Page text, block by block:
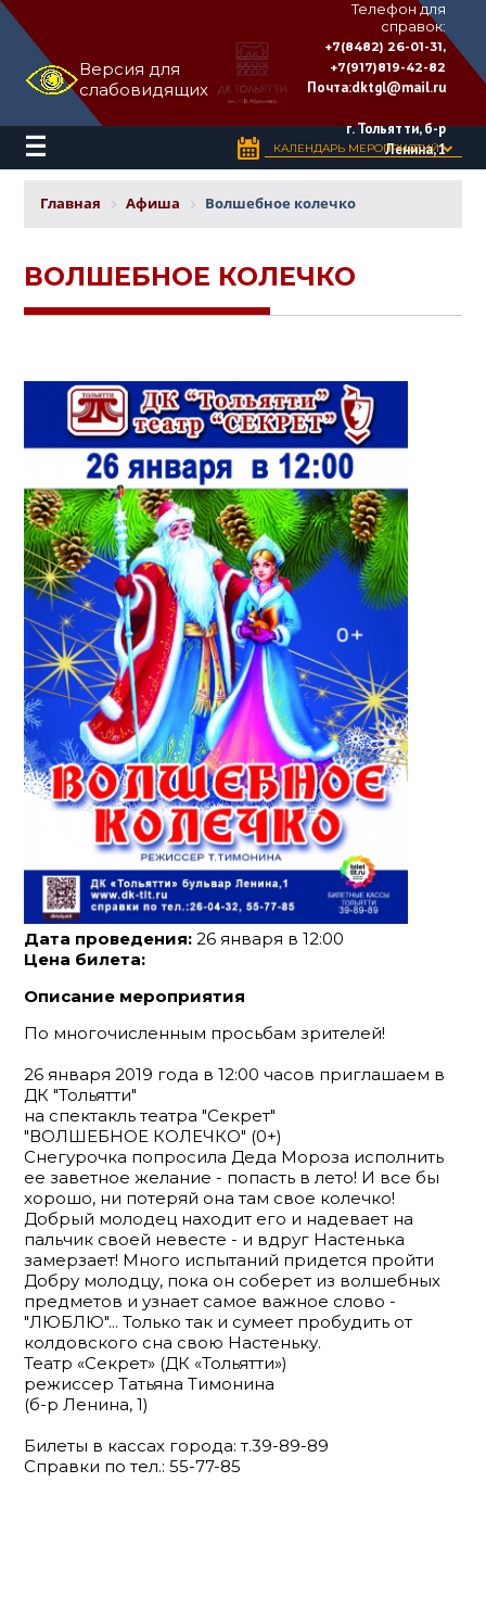
Версия для
слабовидящих
ДВОРЕЦ
КУЛЬТУРЫ
«ТОЛЬЯТТИ»
имени
Телефон для
справок:
+7(8482) 26-01-31,
+7(917)819-42-82
Почта:dktgl@mail.ru
г. Тольятти, б-р
Ленина, 1
КАЛЕНДАРЬ МЕРОПРИЯТИЙ
Главная Афиша Волшебное колечко
ВОЛШЕБНОЕ КОЛЕЧКО
Дата проведения: 26 января в 12:00
Цена билета:
Описание мероприятия
По многочисленным просьбам зрителей!
26 января 2019 года в 12:00 часов приглашаем в
ДК "Тольятти"
на спектакль театра "Секрет"
"ВОЛШЕБНОЕ КОЛЕЧКО" (0+)
Снегурочка попросила Деда Мороза исполнить
ее заветное желание - попасть в лето! И все бы
хорошо, ни потеряй она там свое колечко!
Добрый молодец находит его и надевает на
пальчик своей невесте - и вдруг Настенька
замерзает! Много испытаний придется пройти
Добру молодцу, пока он соберет из волшебных
предметов и узнает самое важное слово -
"ЛЮБЛЮ"... Только так и сумеет пробудить от
колдовского сна свою Настеньку.
Театр «Секрет» (ДК «Тольятти»)
режиссер Татьяна Тимонина
(б-р Ленина, 1)
Билеты в кассах города: т.39-89-89
Справки по тел.: 55-77-85